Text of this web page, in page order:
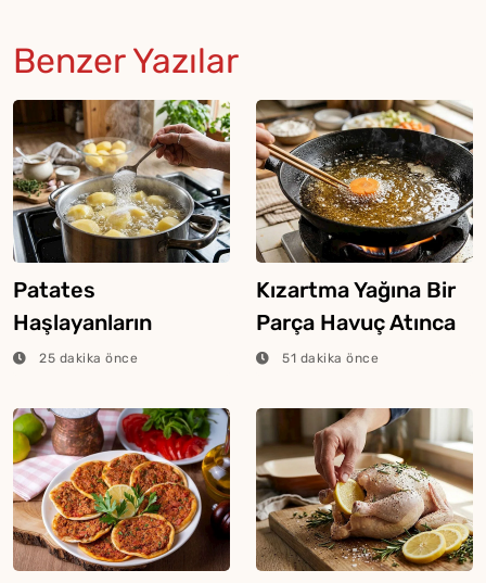
Benzer Yazılar
Patates
Haşlayanların
Bilmesi Gereken
25 dakika önce
Kızartma Yağına Bir
Parça Havuç Atınca
Ne Olur?
51 dakika önce